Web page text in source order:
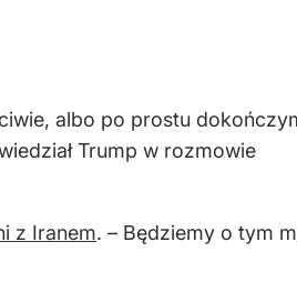
albo po prostu
Trump w rozmowie
z Iranem. – Będziemy o tym